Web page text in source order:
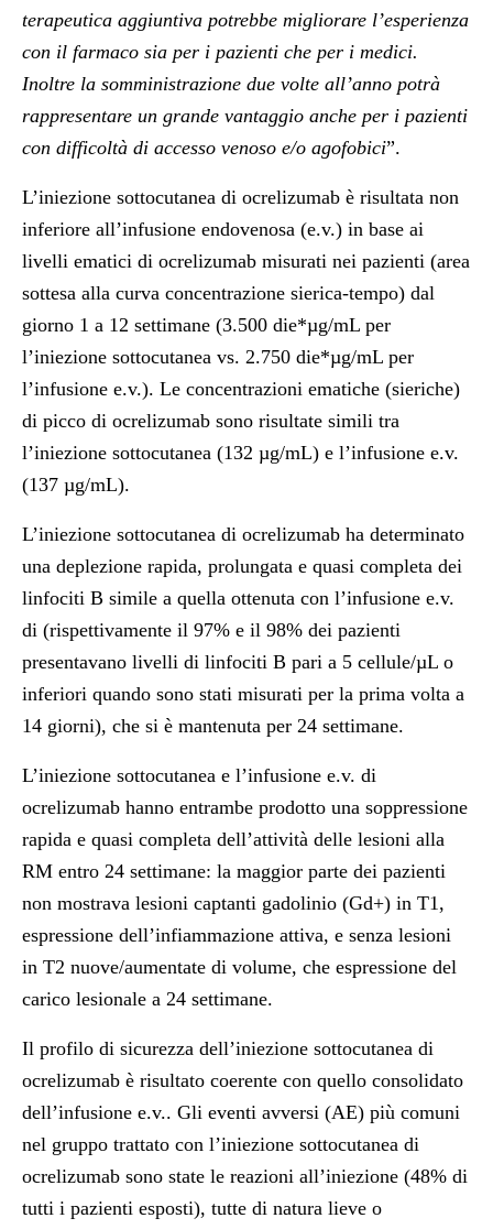
terapeutica aggiuntiva potrebbe migliorare l’esperienza
con il farmaco sia per i pazienti che per i medici.
Inoltre la somministrazione due volte all’anno potrà
rappresentare un grande vantaggio anche per i pazienti
con difficoltà di accesso venoso e/o agofobici”.
L’iniezione sottocutanea di ocrelizumab è risultata non
inferiore all’infusione endovenosa (e.v.) in base ai
livelli ematici di ocrelizumab misurati nei pazienti (area
sottesa alla curva concentrazione sierica-tempo) dal
giorno 1 a 12 settimane (3.500 die*µg/mL per
l’iniezione sottocutanea vs. 2.750 die*µg/mL per
l’infusione e.v.). Le concentrazioni ematiche (sieriche)
di picco di ocrelizumab sono risultate simili tra
l’iniezione sottocutanea (132 µg/mL) e l’infusione e.v.
(137 µg/mL).
L’iniezione sottocutanea di ocrelizumab ha determinato
una deplezione rapida, prolungata e quasi completa dei
linfociti B simile a quella ottenuta con l’infusione e.v.
di (rispettivamente il 97% e il 98% dei pazienti
presentavano livelli di linfociti B pari a 5 cellule/µL o
inferiori quando sono stati misurati per la prima volta a
14 giorni), che si è mantenuta per 24 settimane.
L’iniezione sottocutanea e l’infusione e.v. di
ocrelizumab hanno entrambe prodotto una soppressione
rapida e quasi completa dell’attività delle lesioni alla
RM entro 24 settimane: la maggior parte dei pazienti
non mostrava lesioni captanti gadolinio (Gd+) in T1,
espressione dell’infiammazione attiva, e senza lesioni
in T2 nuove/aumentate di volume, che espressione del
carico lesionale a 24 settimane.
Il profilo di sicurezza dell’iniezione sottocutanea di
ocrelizumab è risultato coerente con quello consolidato
dell’infusione e.v.. Gli eventi avversi (AE) più comuni
nel gruppo trattato con l’iniezione sottocutanea di
ocrelizumab sono state le reazioni all’iniezione (48% di
tutti i pazienti esposti), tutte di natura lieve o